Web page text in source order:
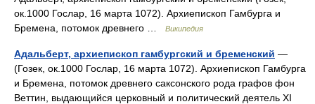
ок.1000 Гослар, 16 марта 1072). Архиепископ Гамбурга и
Бремена, потомок древнего …
Википедия
Адальберт, архиепископ гамбургский и бременский —
(Гозек, ок.1000 Гослар, 16 марта 1072). Архиепископ Гамбурга
и Бремена, потомок древнего саксонского рода графов фон
Веттин, выдающийся церковный и политический деятель ХI